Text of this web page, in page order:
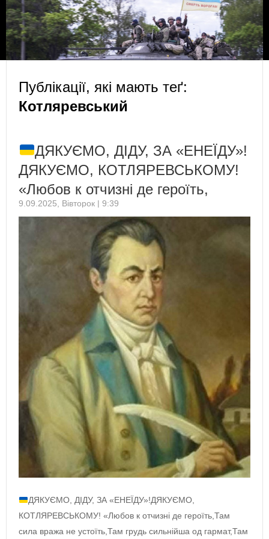
Публікації, які мають теґ:
Котляревський
ДЯКУЄМО, ДІДУ, ЗА «ЕНЕЇДУ»!
ДЯКУЄМО, КОТЛЯРЕВСЬКОМУ!
«Любов к отчизні де героїть,
9.09.2025, Вівторок | 9:39
ДЯКУЄМО, ДІДУ, ЗА «ЕНЕЇДУ»!ДЯКУЄМО,
КОТЛЯРЕВСЬКОМУ! «Любов к отчизні де героїть,Там
сила вража не устоїть,Там грудь сильнійша од гармат,Там